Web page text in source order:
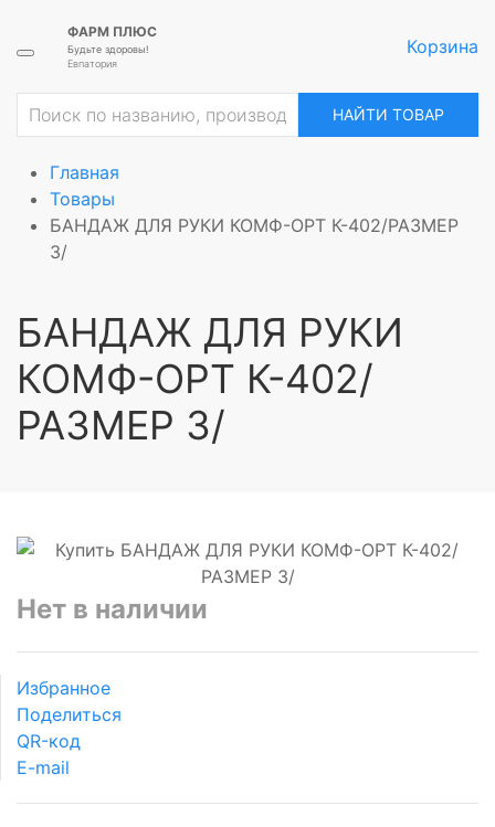
ФАРМ ПЛЮС
Будьте здоровы!
Евпатория
Корзина
НАЙТИ ТОВАР
Главная
Товары
БАНДАЖ ДЛЯ РУКИ КОМФ-ОРТ К-402/РАЗМЕР
3/
БАНДАЖ ДЛЯ РУКИ
КОМФ-ОРТ К-402/
РАЗМЕР 3/
Нет в наличии
Избранное
Поделиться
QR-код
E-mail